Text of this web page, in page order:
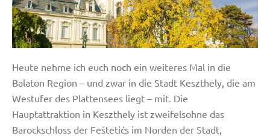
Heute nehme ich euch noch ein weiteres Mal in die
Balaton Region – und zwar in die Stadt Keszthely, die am
Westufer des Plattensees liegt – mit. Die
Hauptattraktion in Keszthely ist zweifelsohne das
Barockschloss der Feštetićs im Norden der Stadt,